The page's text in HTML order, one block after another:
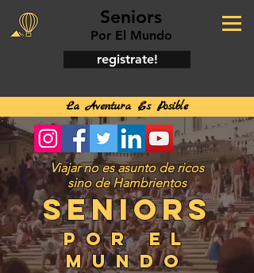
Seniors
Por El Mundo
registrate!
La Aventura Es Posible
Viajar no es asunto de ricos
sino de Hambrientos
SENIORS
POR EL
MUNDO